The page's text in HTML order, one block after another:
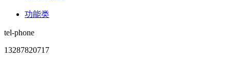
功能类
tel-phone
13287820717